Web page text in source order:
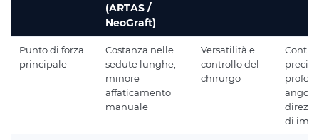
(ARTAS /
NeoGraft)
Punto di forza
principale
Costanza nelle
sedute lunghe;
minore
affaticamento
manuale
Versatilità e
controllo del
chirurgo
angolo
di